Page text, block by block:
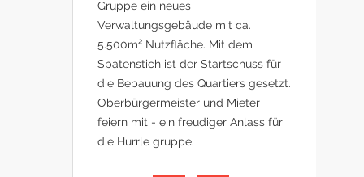
Gruppe ein neues
Verwaltungsgebäude mit ca.
5.500m² Nutzfläche. Mit dem
Spatenstich ist der Startschuss für
die Bebauung des Quartiers gesetzt.
Oberbürgermeister und Mieter
feiern mit - ein freudiger Anlass für
die Hurrle gruppe.